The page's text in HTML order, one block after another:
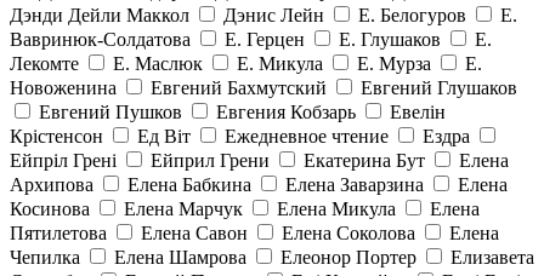
Дэнди Дейли Маккол
Дэнис Лейн Е. Белогуров
Е.
Вавринюк-Солдатова
Е. Герцен Е. Глушаков
Е.
Лекомте
Е. Маслюк Е. Микула Е. Мурза
Е.
Новоженина
Евгений Бахмутский
Евгений Глушаков
Евгений Пушков
Евгения Кобзарь
Евелін
Крістенсон
Ед Віт Ежедневное чтение
Ездра
Ейпріл Грені
Ейприл Грени Екатерина Бут
Елена
Архипова
Елена Бабкина Елена Заварзина
Елена
Косинова
Елена Марчук Елена Микула
Елена
Пятилетова
Елена Савон Елена Соколова
Елена
Чепилка
Елена Шамрова Елеонор Портер
Елизавета